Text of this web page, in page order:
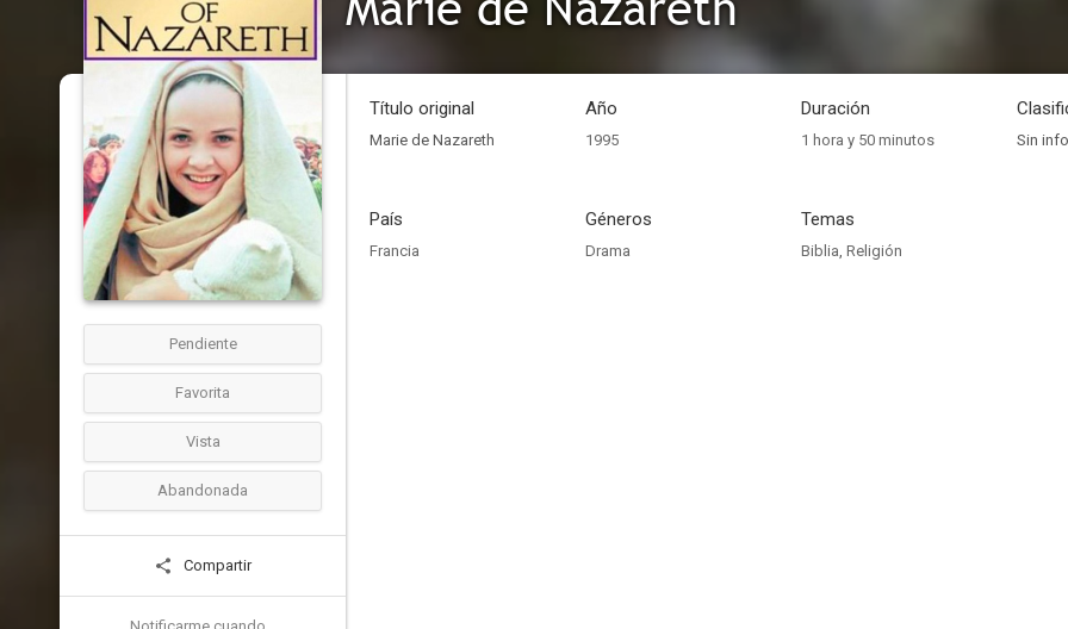
Pendiente
Favorita
Vista
Abandonada
Compartir
Título original
Marie de Nazareth
Año
1995
Duración
1 hora y 50 minutos Sin
País
Francia
Géneros
Drama
Temas
Biblia, Religión